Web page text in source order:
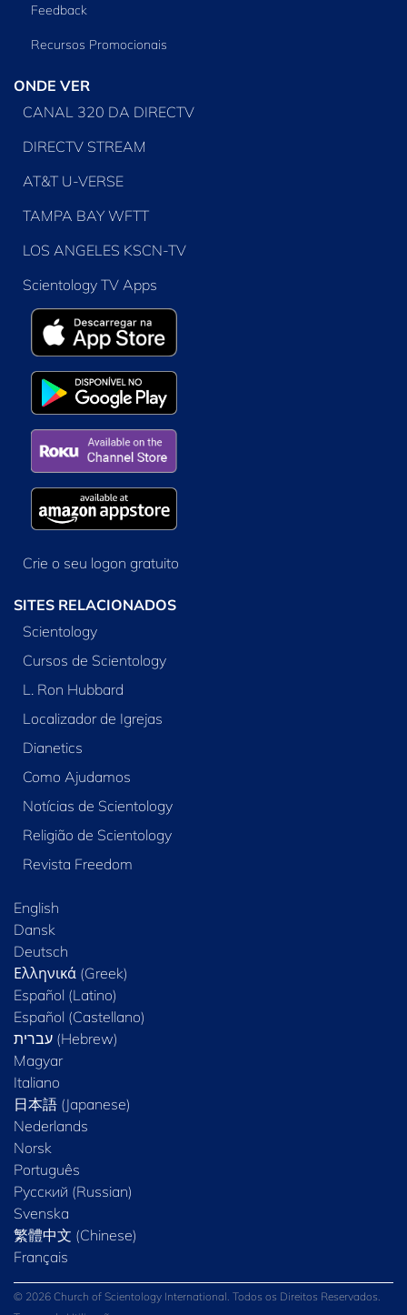
Feedback
Recursos Promocionais
ONDE VER
CANAL 320 DA DIRECTV
DIRECTV STREAM
AT&T U-VERSE
TAMPA BAY WFTT
LOS ANGELES KSCN-TV
Scientology TV Apps
Crie o seu logon gratuito
SITES RELACIONADOS
Scientology
Cursos de Scientology
L. Ron Hubbard
Localizador de Igrejas
Dianetics
Como Ajudamos
Notícias de Scientology
Religião de Scientology
Revista Freedom
English
Dansk
Deutsch
Ελληνικά (Greek)
Español (Latino)
Español (Castellano)
Magyar
Italiano
日本語 (Japanese)
Nederlands
Norsk
Português
Русский (Russian)
Svenska
繁體中文 (Chinese)
Français
© 2026 Church of Scientology International. Todos os Direitos Reservados.